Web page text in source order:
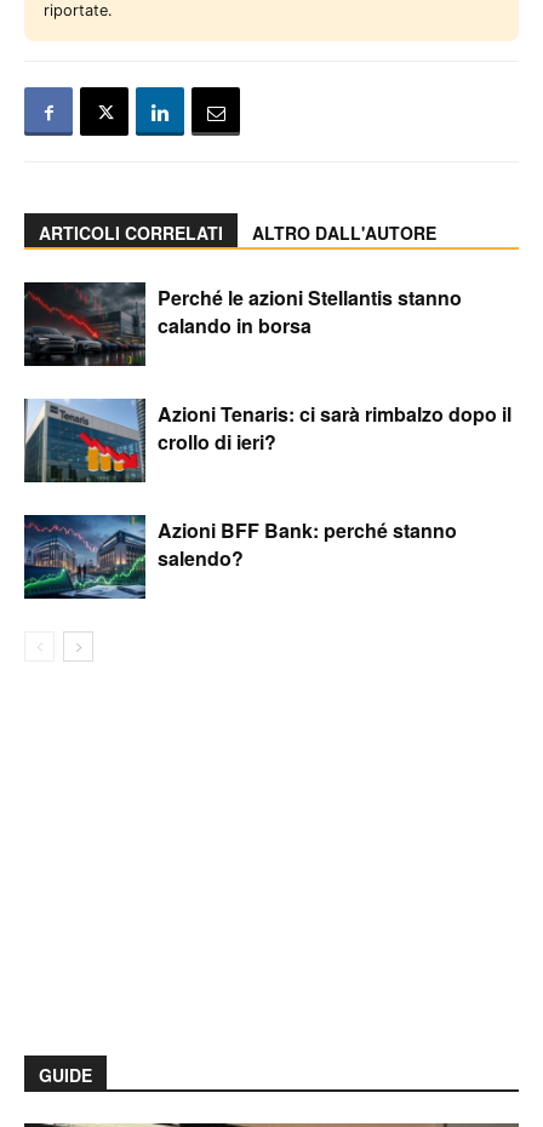
riportate.
ARTICOLI CORRELATI ALTRO DALL'AUTORE
Perché le azioni Stellantis stanno
calando in borsa
Azioni Tenaris: ci sarà rimbalzo dopo il
crollo di ieri?
Azioni BFF Bank: perché stanno
salendo?
GUIDE